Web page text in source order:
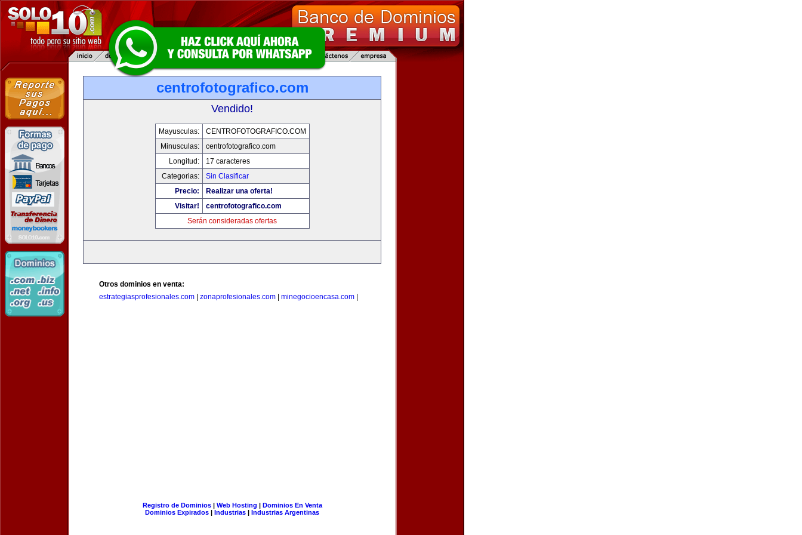
centrofotografico.com
Vendido!
Mayusculas:
CENTROFOTOGRAFICO.COM
Minusculas:
centrofotografico.com
Longitud:
17 caracteres
Categorias:
Sin Clasificar
Precio:
Realizar una oferta!
Visitar!
centrofotografico.com
Serán consideradas ofertas
Otros dominios en venta:
estrategiasprofesionales.com
zonaprofesionales.com minegocioencasa.com
Registro de Dominios| Web Hosting | Dominios En Venta
Dominios Expirados | Industrias | Industrias Argentinas